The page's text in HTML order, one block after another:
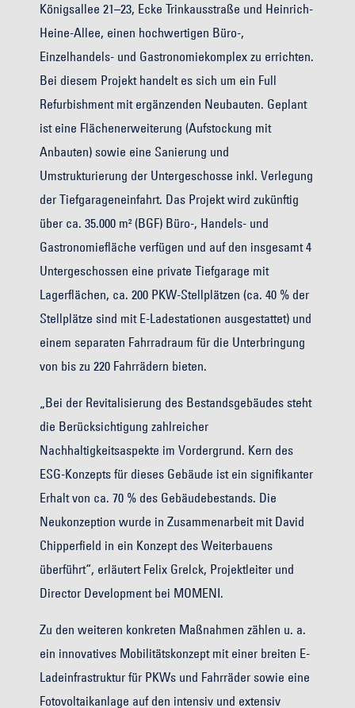
Königsallee 21–23, Ecke Trinkausstraße und Heinrich-
Heine-Allee, einen hochwertigen Büro-,
Einzelhandels- und Gastronomiekomplex zu errichten.
Bei diesem Projekt handelt es sich um ein Full
Refurbishment mit ergänzenden Neubauten. Geplant
ist eine Flächenerweiterung (Aufstockung mit
Anbauten) sowie eine Sanierung und
Umstrukturierung der Untergeschosse inkl. Verlegung
der Tiefgarageneinfahrt. Das Projekt wird zukünftig
über ca. 35.000 m² (BGF) Büro-, Handels- und
Gastronomiefläche verfügen und auf den insgesamt 4
Untergeschossen eine private Tiefgarage mit
Lagerflächen, ca. 200 PKW-Stellplätzen (ca. 40 % der
Stellplätze sind mit E-Ladestationen ausgestattet) und
einem separaten Fahrradraum für die Unterbringung
von bis zu 220 Fahrrädern bieten.
„Bei der Revitalisierung des Bestandsgebäudes steht
die Berücksichtigung zahlreicher
Nachhaltigkeitsaspekte im Vordergrund. Kern des
ESG-Konzepts für dieses Gebäude ist ein signifikanter
Erhalt von ca. 70 % des Gebäudebestands. Die
Neukonzeption wurde in Zusammenarbeit mit David
Chipperfield in ein Konzept des Weiterbauens
überführt“, erläutert Felix Grelck, Projektleiter und
Director Development bei MOMENI.
Zu den weiteren konkreten Maßnahmen zählen u. a.
ein innovatives Mobilitätskonzept mit einer breiten E-
Ladeinfrastruktur für PKWs und Fahrräder sowie eine
Fotovoltaikanlage auf den intensiv und extensiv